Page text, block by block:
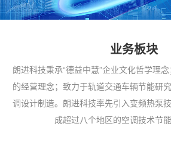
业务板块
朗进科技秉承“德益中慧”企业文化哲学理
的经营理念；致力于轨道交通车辆节能研
调设计制造。朗进科技率先引入变频热泵
成超过八个地区的空调技术节能